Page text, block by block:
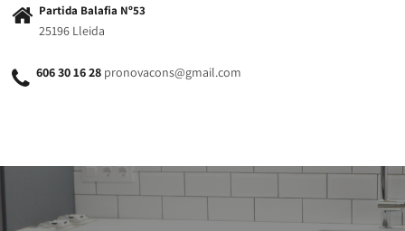
Partida Balafia Nº53
25196 Lleida
606 30 16 28 pronovacons@gmail.com